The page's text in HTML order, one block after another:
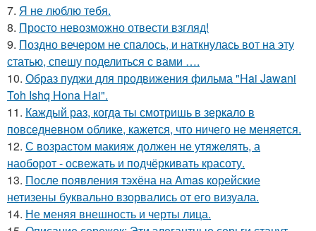
7. Я не люблю тебя.
8. Просто невозможно отвести взгляд!
9. Поздно вечером не спалось, и наткнулась вот на эту
статью, спешу поделиться с вами ….
10. Образ пуджи для продвижения фильма "Hai Jawani
Toh Ishq Hona Hai".
11. Каждый раз, когда ты смотришь в зеркало в
повседневном облике, кажется, что ничего не меняется.
12. С возрастом макияж должен не утяжелять, а
наоборот - освежать и подчёркивать красоту.
13. После появления тэхёна на Amas корейские
нетизены буквально взорвались от его визуала.
14. Не меняя внешность и черты лица.